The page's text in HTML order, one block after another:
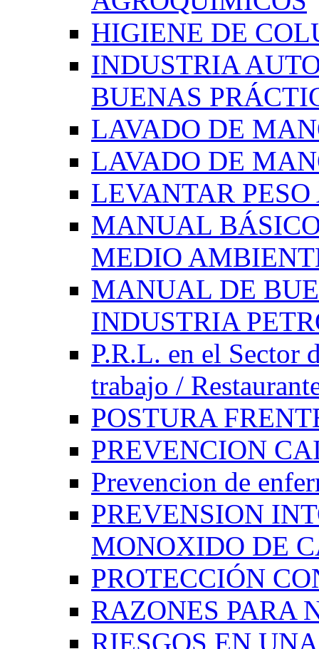
HIGIENE DE
INDUSTRIA
BUENAS
LAVADO DE
LAVADO DE
LEVANTAR
MANUAL
MEDIO
MANUAL DE
INDUSTRIA
P.R.L. en el Sector
trabajo /
POSTURA
PREVENCION
Prevencion de
PREVENSION
MONOXIDO DE
PROTECCIÓN
RAZONES PARA
RIESGOS EN